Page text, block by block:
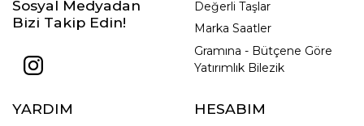
Sosyal Medyadan
Bizi Takip Edin!
Değerli Taşlar
Marka Saatler
Gramına - Bütçene Göre
Yatırımlık Bilezik
YARDIM HESABIM